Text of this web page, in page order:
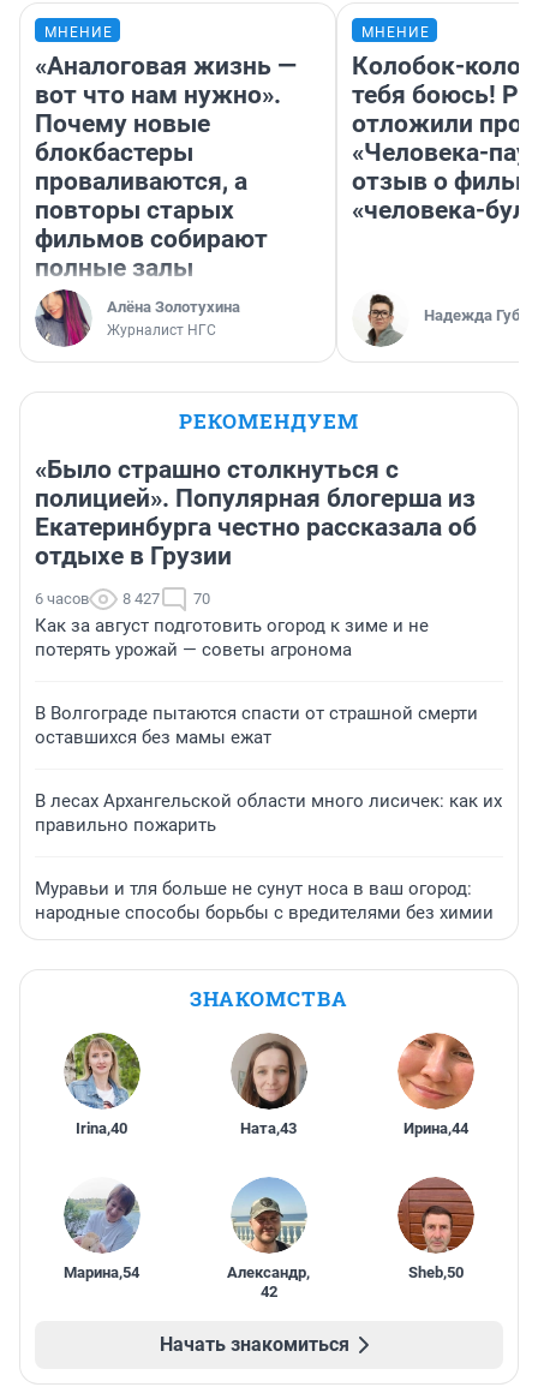
МНЕНИЕ
«Аналоговая жизнь —
вот что нам нужно».
Почему новые
блокбастеры
проваливаются, а
повторы старых
фильмов собирают
полные залы
Алёна Золотухина
Журналист НГС
МНЕНИЕ
Колобок-
тебя боюсь!
отложили
«Человека-
отзыв о
«человека-
Надежда
РЕКОМЕНДУЕМ
«Было страшно столкнуться с
полицией». Популярная блогерша из
Екатеринбурга честно рассказала об
отдыхе в Грузии
6 часов 8 427 70
Как за август подготовить огород к зиме и не
потерять урожай — советы агронома
В Волгограде пытаются спасти от страшной смерти
оставшихся без мамы ежат
В лесах Архангельской области много лисичек: как их
правильно пожарить
Муравьи и тля больше не сунут носа в ваш огород:
народные способы борьбы с вредителями без химии
ЗНАКОМСТВА
Irina,40 Ната,43 Ирина,44
Марина,54 Александр,
42
Sheb,50
Начать знакомиться